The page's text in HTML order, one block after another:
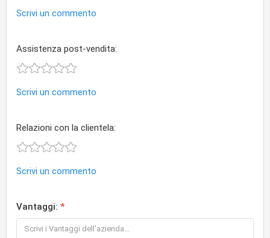
Scrivi un commento
Assistenza post-vendita:
Scrivi un commento
Relazioni con la clientela:
Scrivi un commento
Vantaggi: